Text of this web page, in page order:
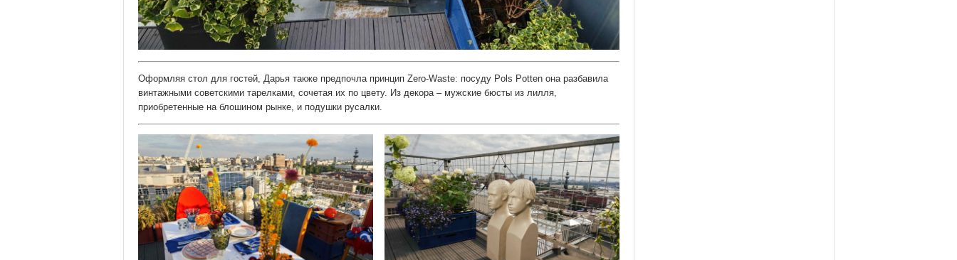
Оформляя стол для гостей, Дарья также предпочла принцип Zero-Waste: посуду Pols Potten она разбавила
винтажными советскими тарелками, сочетая их по цвету. Из декора – мужские бюсты из лилля,
приобретенные на блошином рынке, и подушки русалки.